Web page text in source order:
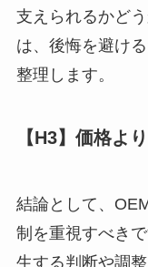
支えられるかど
は、後悔を避け
整理します。
【H3】価格よ
結論として、
制を重視すべき
生する判断や調